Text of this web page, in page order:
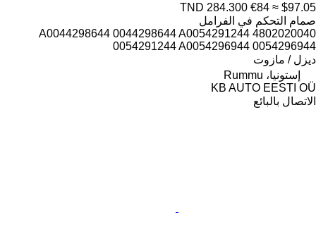
TND 284.300 €84 ≈ $97.05
صمام التحكم في الفرامل
4802020040 A0044298644 0044298644 A0054291244
0054291244 A0054296944 0054296944
ديزل / مازوت
إستونيا، Rummu
KB AUTO EESTI OÜ
الاتصال بالبائع